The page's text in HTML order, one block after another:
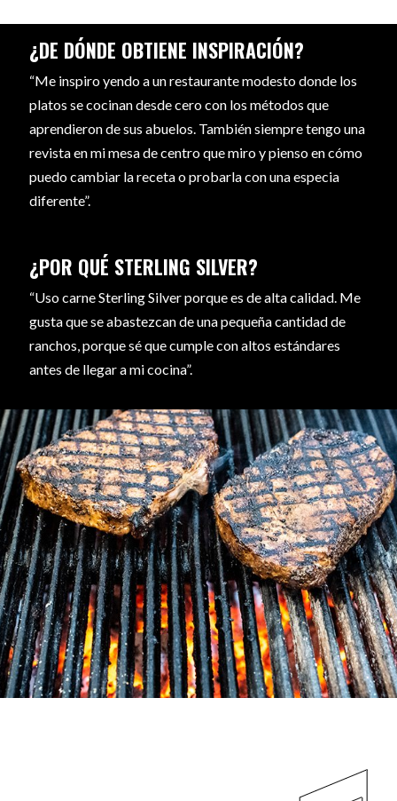
¿DE DÓNDE OBTIENE INSPIRACIÓN?
“Me inspiro yendo a un restaurante modesto donde los
platos se cocinan desde cero con los métodos que
aprendieron de sus abuelos. También siempre tengo una
revista en mi mesa de centro que miro y pienso en cómo
puedo cambiar la receta o probarla con una especia
diferente”.
¿POR QUÉ STERLING SILVER?
“Uso carne Sterling Silver porque es de alta calidad. Me
gusta que se abastezcan de una pequeña cantidad de
ranchos, porque sé que cumple con altos estándares
antes de llegar a mi cocina”.